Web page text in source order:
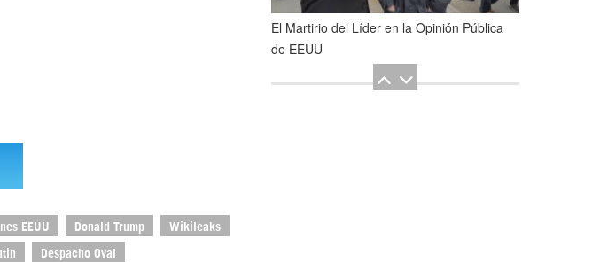
EEUU Donald Trump Wikileaks
Despacho Oval
El Martirio del Líder en la Opinión Pública
de EEUU